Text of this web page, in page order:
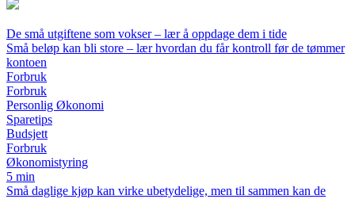
De små utgiftene som vokser – lær å oppdage dem i tide
Små beløp kan bli store – lær hvordan du får kontroll før de tømmer
kontoen
Forbruk
Forbruk
Personlig Økonomi
Sparetips
Budsjett
Forbruk
Økonomistyring
5 min
Små daglige kjøp kan virke ubetydelige, men til sammen kan de